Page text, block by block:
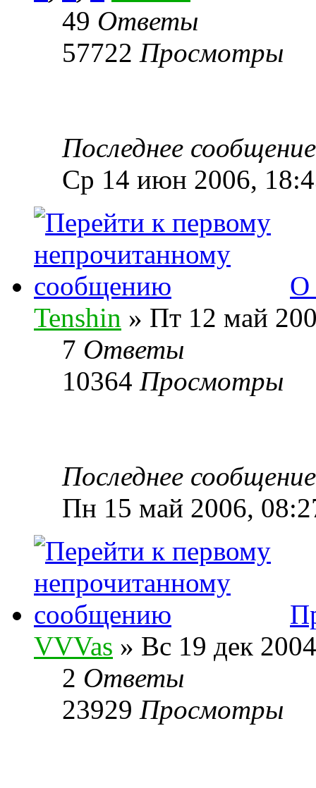
49 Ответы
57722 Просмотры
Последнее
Ср 14 июн 2006,
О
Tenshin » Пт 12 май
7 Ответы
10364 Просмотры
Последнее
Пн 15 май 2006,
VVVas » Вс 19 дек
2 Ответы
23929 Просмотры